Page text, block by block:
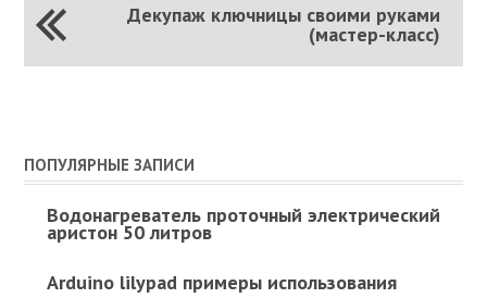
Декупаж ключницы своими руками
(мастер-класс)
ПОПУЛЯРНЫЕ ЗАПИСИ
Водонагреватель проточный электрический
аристон 50 литров
Arduino lilypad примеры использования